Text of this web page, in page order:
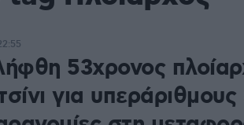
53χρονος
για υπεράριθμους